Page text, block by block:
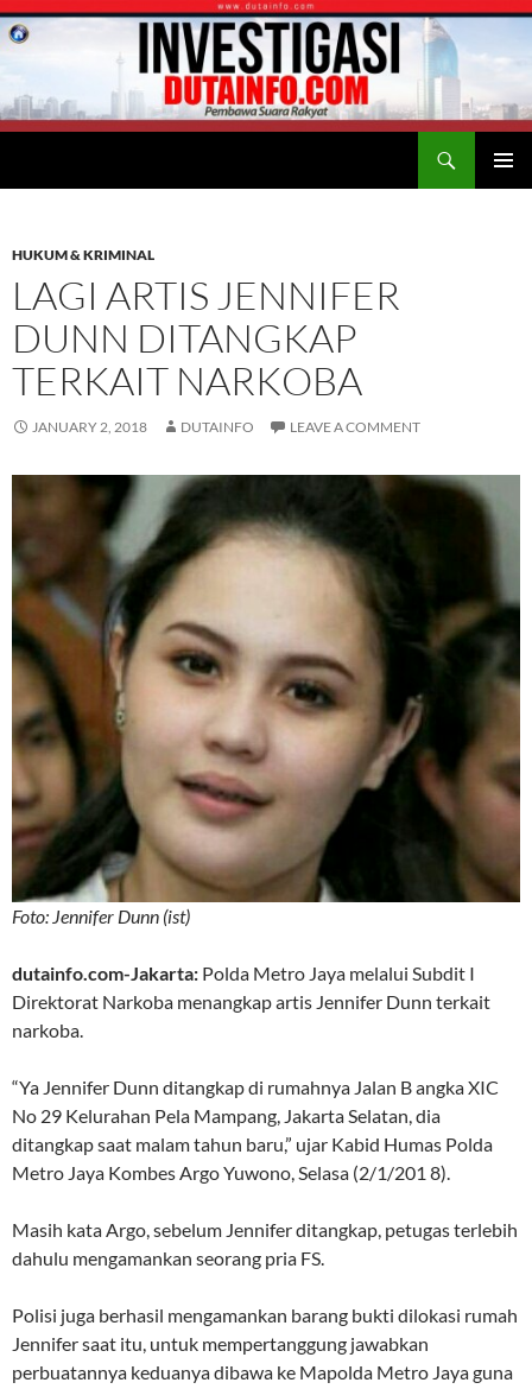
HUKUM & KRIMINAL
LAGI ARTIS JENNIFER
DUNN DITANGKAP
TERKAIT NARKOBA
JANUARY 2, 2018 DUTAINFO LEAVE A COMMENT
Foto: Jennifer Dunn (ist)
dutainfo.com-Jakarta: Polda Metro Jaya melalui Subdit I
Direktorat Narkoba menangkap artis Jennifer Dunn terkait
narkoba.
“Ya Jennifer Dunn ditangkap di rumahnya Jalan B angka XIC
No 29 Kelurahan Pela Mampang, Jakarta Selatan, dia
ditangkap saat malam tahun baru,” ujar Kabid Humas Polda
Metro Jaya Kombes Argo Yuwono, Selasa (2/1/201 8).
Masih kata Argo, sebelum Jennifer ditangkap, petugas terlebih
dahulu mengamankan seorang pria FS.
Polisi juga berhasil mengamankan barang bukti dilokasi rumah
Jennifer saat itu, untuk mempertanggung jawabkan
perbuatannya keduanya dibawa ke Mapolda Metro Jaya guna